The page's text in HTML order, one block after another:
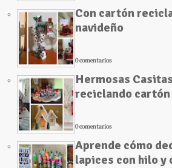
Con cartón
navideño
0 comentarios
Hermosas
reciclando cartón
0 comentarios
Aprende cómo
lapices con hilo y